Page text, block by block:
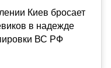
Киев бросает
в надежде
ВС РФ